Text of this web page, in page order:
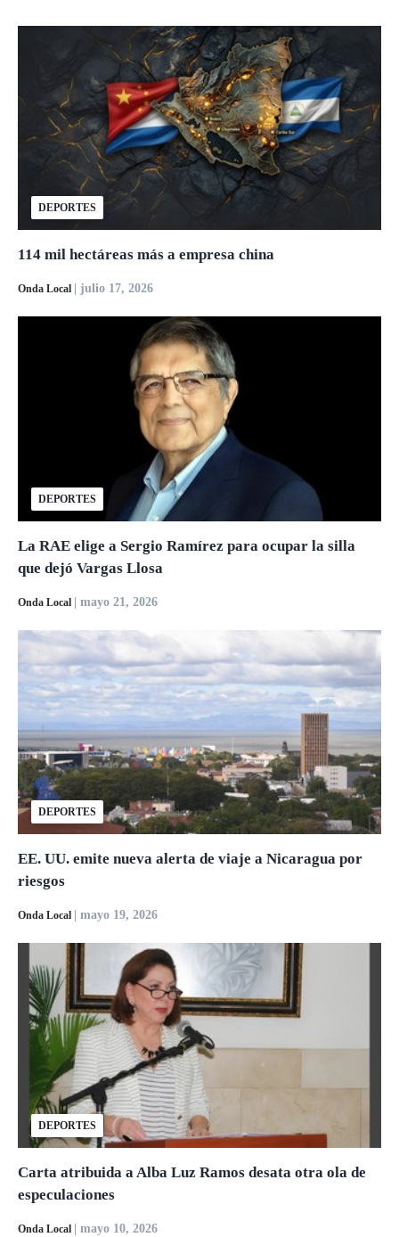
DEPORTES
114 mil hectáreas más a empresa china
Onda Local | julio 17, 2026
DEPORTES
La RAE elige a Sergio Ramírez para ocupar la silla
que dejó Vargas Llosa
Onda Local | mayo 21, 2026
DEPORTES
EE. UU. emite nueva alerta de viaje a Nicaragua por
riesgos
Onda Local | mayo 19, 2026
DEPORTES
Carta atribuida a Alba Luz Ramos desata otra ola de
especulaciones
Onda Local | mayo 10, 2026